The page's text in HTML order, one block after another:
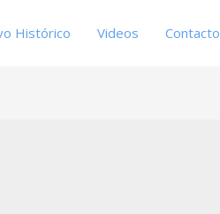
Histórico Videos Contacto